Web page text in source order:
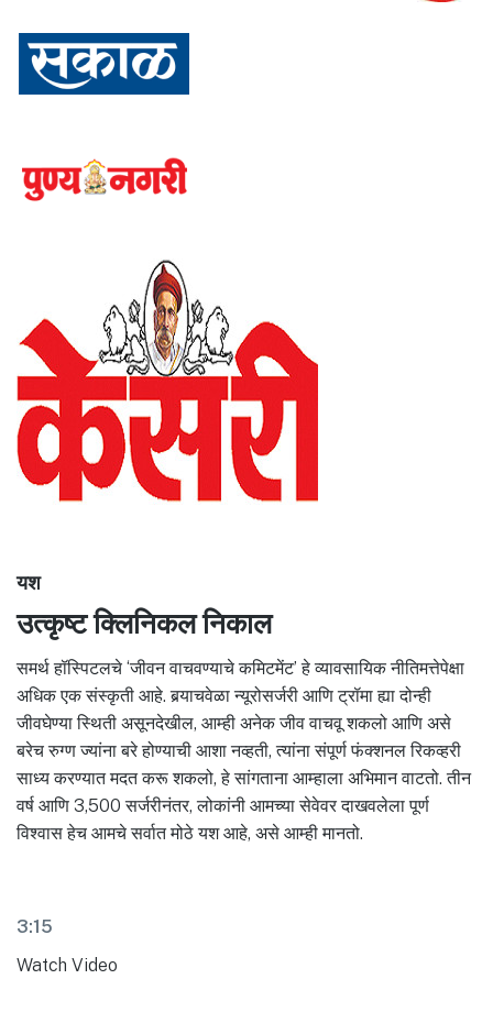
यश
उत्कृष्ट क्लिनिकल निकाल
समर्थ हॉस्पिटलचे ‘जीवन वाचवण्याचे कमिटमेंट’ हे व्यावसायिक नीतिमत्तेपेक्षा
अधिक एक संस्कृती आहे. बर्‍याचवेळा न्यूरोसर्जरी आणि ट्रॉमा ह्या दोन्ही
जीवघेण्या स्थिती असूनदेखील, आम्ही अनेक जीव वाचवू शकलो आणि असे
बरेच रुग्ण ज्यांना बरे होण्याची आशा नव्हती, त्यांना संपूर्ण फंक्शनल रिकव्हरी
साध्य करण्यात मदत करू शकलो, हे सांगताना आम्हाला अभिमान वाटतो. तीन
वर्ष आणि 3,500 सर्जरीनंतर, लोकांनी आमच्या सेवेवर दाखवलेला पूर्ण
विश्वास हेच आमचे सर्वात मोठे यश आहे, असे आम्ही मानतो.
3:15
Watch Video